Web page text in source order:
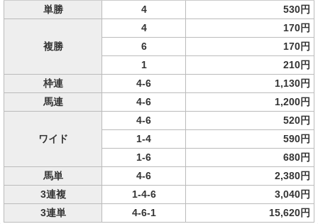
単勝 4 530円
複勝
4
170円
6
170円
1
210円
枠連
4-6
1,130円
馬連
4-6 1,200円
ワイド
4-6
520円
1-4
590円
1-6
680円
馬単
4-6
2,380円
3連複
1-4-6
3,040円
3連単
4-6-1 15,620円